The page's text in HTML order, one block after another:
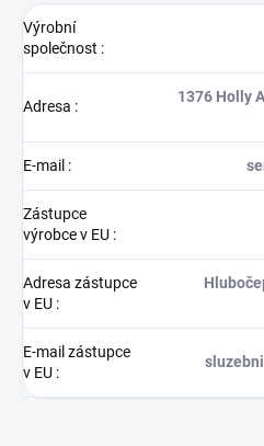
Výrobní
společnost :
Adresa :
1376 Holly
E-mail :
Zástupce
výrobce v EU :
Adresa zástupce
v EU :
E-mail zástupce
v EU :